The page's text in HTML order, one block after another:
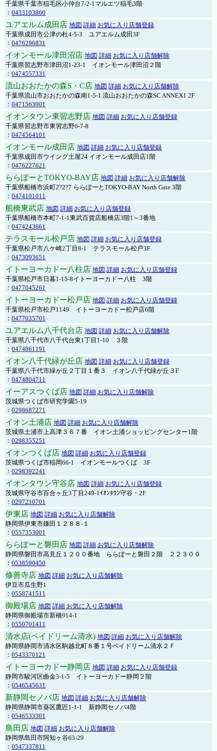
千葉県千葉市稲毛区小仲台7-2-1マルエツ稲毛3階
： 0433103860
ユアエルム成田店 地図 詳細 お気に入り店舗登録
千葉県成田市公津の杜4-5-3 ユアエルム成田3F
： 0476296831
イオンモール津田沼店 地図 詳細 お気に入り店舗解除
千葉県習志野市津田沼1-23-1 イオンモール津田沼２階
： 0474557331
流山おおたかの森S・C店 地図 詳細 お気に入り店舗解除
千葉県流山市おおたかの森南1-5-1 流山おおたかの森SC ANNEX1 2F
： 0471563001
イオンタウン東習志野店 地図 詳細 お気に入り店舗登録
千葉県習志野市東習志野6-7-8
： 0474564101
イオンモール成田店 地図 詳細 お気に入り店舗登録
千葉県成田市ウイング土屋24 イオンモール成田店1階
： 0476227621
ららぽーとTOKYO-BAY店 地図 詳細 お気に入り店舗解除
千葉県船橋市浜町2?2?7 ららぽーとTOKYO-BAY North Gate 3階
： 0474101011
船橋東武店 地図 詳細 お気に入り店舗登録
千葉県船橋市本町7-1-1東武百貨店船橋店3階1～3番地
： 0474243661
テラスモール松戸店 地図 詳細 お気に入り店舗登録
千葉県松戸市八ケ崎2丁目8-1 テラスモール松戸3F
： 0473093651
イトーヨーカドー八柱店 地図 詳細 お気に入り店舗登録
千葉県松戸市日暮1-15-8イトーヨーカドー八柱 3階
： 0477045261
イトーヨーカドー松戸店 地図 詳細 お気に入り店舗登録
千葉県松戸市松戸1149 イトーヨーカドー松戸店6階
： 0477035701
ユアエルム八千代台店 地図 詳細 お気に入り店舗解除
千葉県八千代市八千代台東1丁目1-10 ３階
： 0474861191
イオン八千代緑が丘店 地図 詳細 お気に入り店舗登録
千葉県八千代市緑が丘２丁目１番３ イオン八千代緑が丘３F
： 0474804711
イーアスつくば店 地図 詳細 お気に入り店舗解除
茨城県つくば市研究学園5-19
： 0298687271
イオン土浦店 地図 詳細 お気に入り店舗解除
茨城県土浦市上高津３６７番 イオン土浦ショッピングセンター1階
： 0298355251
イオンつくば店 地図 詳細 お気に入り店舗登録
茨城県つくば市稲岡66-1 イオンモールつくば 3F
： 0298392241
イオンタウン守谷店 地図 詳細 お気に入り店舗登録
茨城県守谷市百合ヶ丘3丁目249-1ｲｵﾝﾀｳﾝ守谷・2F
： 0297210701
伊東店 地図 詳細 お気に入り店舗解除
静岡県伊東市鎌田１２８８-１
： 0557353001
ららぽーと磐田店 地図 詳細 お気に入り店舗解除
静岡県磐田市高見丘１２００番地 ららぽーと磐田２階 ２２３００
： 0538590450
修善寺店 地図 詳細 お気に入り店舗解除
伊豆市瓜生野1
： 0558741511
御殿場店 地図 詳細 お気に入り店舗解除
静岡県御殿場市新橋914-1
： 0550701411
清水店(ベイドリーム清水) 地図 詳細 お気に入り店舗解除
静岡県静岡市清水区駒越北町８番１号ベイドリーム清水２Ｆ
： 0543370121
イトーヨーカドー静岡店 地図 詳細 お気に入り店舗登録
静岡市駿河区曲金3-1-5 イトーヨーカドー静岡２階
： 0546545631
新静岡セノバ店 地図 詳細 お気に入り店舗解除
静岡県静岡市葵区鷹匠1-1-1 新静岡セノバ4階
： 0546533301
島田店 地図 詳細 お気に入り店舗解除
静岡県島田市阿知ヶ谷63-29
： 0547337811